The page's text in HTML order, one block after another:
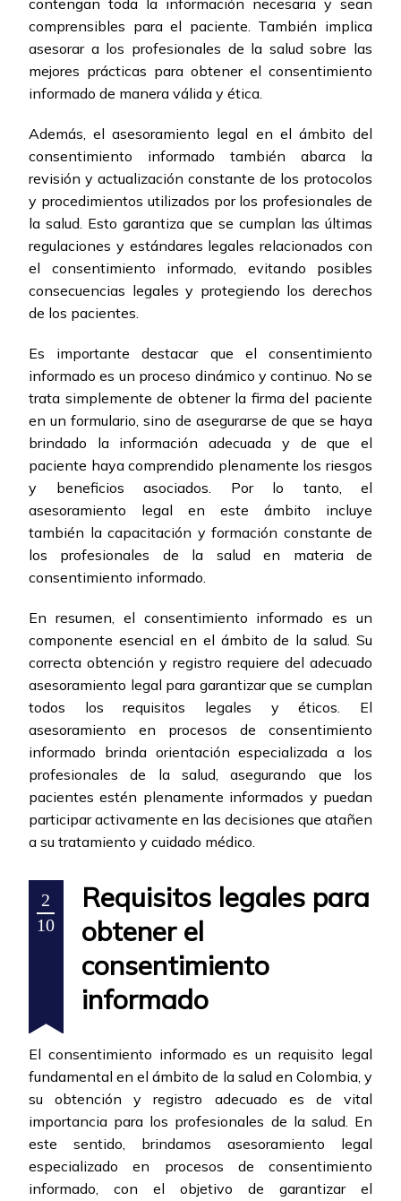
contengan toda la información necesaria y sean
comprensibles para el paciente. También implica
asesorar a los profesionales de la salud sobre las
mejores prácticas para obtener el consentimiento
informado de manera válida y ética.
Además, el asesoramiento legal en el ámbito del
consentimiento informado también abarca la
revisión y actualización constante de los protocolos
y procedimientos utilizados por los profesionales de
la salud. Esto garantiza que se cumplan las últimas
regulaciones y estándares legales relacionados con
el consentimiento informado, evitando posibles
consecuencias legales y protegiendo los derechos
de los pacientes.
Es importante destacar que el consentimiento
informado es un proceso dinámico y continuo. No se
trata simplemente de obtener la firma del paciente
en un formulario, sino de asegurarse de que se haya
brindado la información adecuada y de que el
paciente haya comprendido plenamente los riesgos
y beneficios asociados. Por lo tanto, el
asesoramiento legal en este ámbito incluye
también la capacitación y formación constante de
los profesionales de la salud en materia de
consentimiento informado.
En resumen, el consentimiento informado es un
componente esencial en el ámbito de la salud. Su
correcta obtención y registro requiere del adecuado
asesoramiento legal para garantizar que se cumplan
todos los requisitos legales y éticos. El
asesoramiento en procesos de consentimiento
informado brinda orientación especializada a los
profesionales de la salud, asegurando que los
pacientes estén plenamente informados y puedan
participar activamente en las decisiones que atañen
a su tratamiento y cuidado médico.
2
10
Requisitos legales para
obtener el
consentimiento
informado
El consentimiento informado es un requisito legal
fundamental en el ámbito de la salud en Colombia, y
su obtención y registro adecuado es de vital
importancia para los profesionales de la salud. En
este sentido, brindamos asesoramiento legal
especializado en procesos de consentimiento
informado, con el objetivo de garantizar el